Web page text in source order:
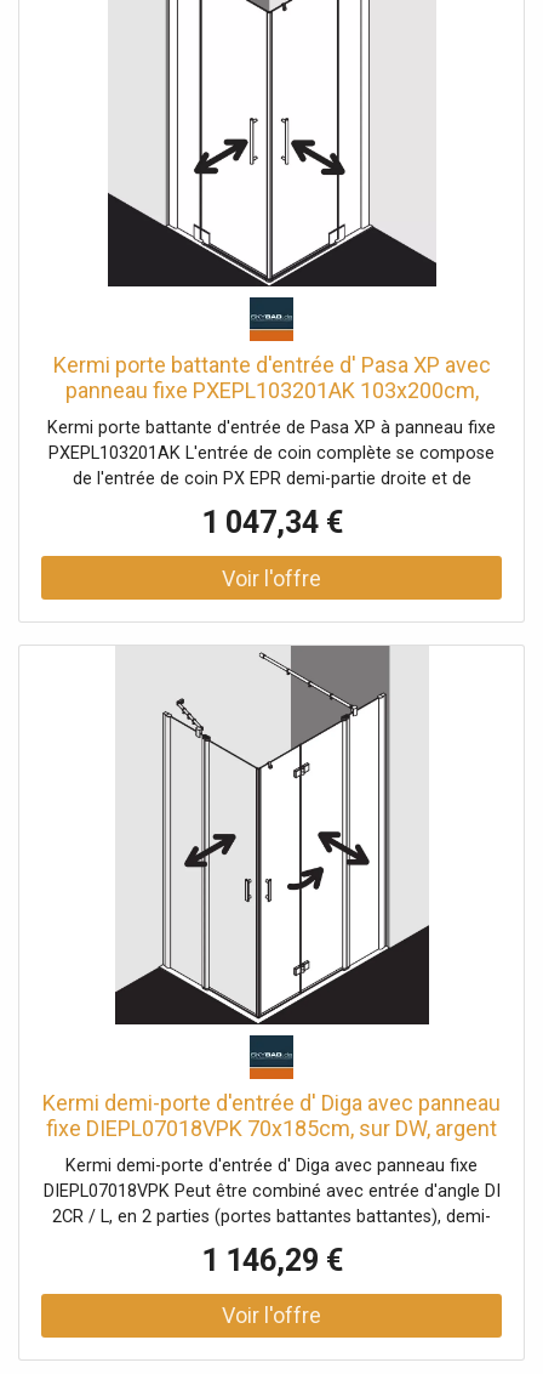
Joint profilé avec mécanisme de levage-abaissement
(sans plancher) avec matériel de fixation et crochet porte-
serviettes transparent testé selon DIN EN 14428 (CE) et
PPP 53005 (TÜV / GS) la pente horizontale peut être max.
Kermi porte battante d'entrée d' Pasa XP avec
panneau fixe PXEPL103201AK 103x200cm,
argent mat brillant, TSG clair, demi-partie
gauche, sur la zone de douche
Kermi porte battante d'entrée de Pasa XP à panneau fixe
PXEPL103201AK L'entrée de coin complète se compose
de l'entrée de coin PX EPR demi-partie droite et de
parties de différentes largeurs peuvent être combinées
selon les besoins entrée d'angle partiellement encadrée
avec deux ailes en verre ouverture vers l'intérieur et
l'extérieur avec deux champs fixes en option avec
sécurité trempé 8 mm selon EN 12150 en option avec
revêtement facile d'entretien Profils en aluminium anodisé
Garnitures et poignées métalliques Réglage du profilé
mural 30 mm Raccords avec mécanisme de relevage et
affleurement intérieur avec la surface en verre bandes
magnétiques continues et profils d'étanchéité bande
avec seuil (hauteur 6 mm) ou peut être installé sans seuil
(sans plancher) En raison de la conception, une
étanchéité absolue ne peut pas être obtenue avec PASA
serviettes pouvant être placé librement testé selon DIN EN
14428 (CE) et PPP 53005 (TÜV / GS)
1 047,34 €
Kermi demi-porte d'entrée d' Diga avec panneau
fixe DIEPL07018VPK 70x185cm, sur DW, argent
brillant, verre de sécurité trempé clair, gauche
Kermi demi-porte d'entrée d' Diga avec panneau fixe
DIEPL07018VPK Peut être combiné avec entrée d'angle DI
2CR / L, en 2 parties (portes battantes battantes), demi-
partie / entrée d'angle DI F2R / L, 2 parties (porte pliante
battante avec panneau fixe), demi-partie partiellement
encadrée avec deux ailes en verre - ouverture vers
l'intérieur et vers l'extérieur et deux champs fixes avec
1 146,29 €